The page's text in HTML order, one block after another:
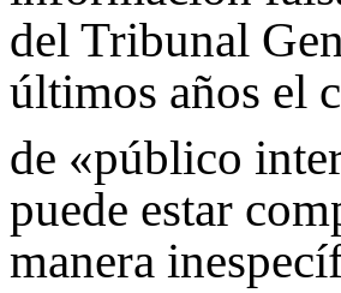
del Tribunal
últimos años el
de «público
puede estar
manera